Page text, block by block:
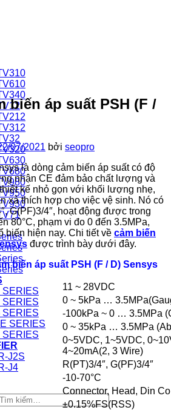
SERIES
SERIES
SERIES
SERIES
J2S
J4
biến áp suất PSH (F /
07/2021 bởi seopro
là dòng cảm biến áp suất có độ
nhận CE đảm bảo chất lượng và
kế nhỏ gọn với khối lượng nhẹ,
xả thích hợp cho việc vệ sinh. Nó có
G(PF)3/4″, hoạt động được trong
80°C, phạm vi đo 0 đến 3.5MPa,
biến hiện nay. Chi tiết về cảm biến
được trình bày dưới đây.
biến áp suất PSH (F / D) Sensys
11 ~ 28VDC
0 ~ 5kPa …
-100kPa ~ 0 … 3.5MPa
0 ~ 35kPa … 3.5MPa
0~5VDC, 1~5VDC,
4~20mA(2, 3 Wire)
R(PT)3/4″, G(PF)3/4″
-10-70°C
Connector, Head, Din
±0.15%FS(RSS)